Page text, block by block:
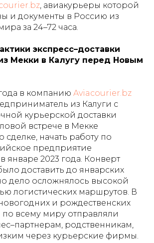
, авиакурьеры которой
и документы в Россию из
за 24–72 часа.
экспресс–доставки
Мекки в Калугу перед Новым
в компанию Aviacourier.bz
из Калуги с
курьерской доставки
встрече в Мекке
сделке, начать работу по
предприятие
январе 2023 года. Конверт
доставить до январских
дело осложнялось высокой
логистических маршрутов. В
и рождественских
всему миру отправляли
родственникам,
через курьерские фирмы.